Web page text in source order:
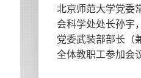
北京师范大学党委
会科学处处长孙宇
党委武装部部长（
全体教职工参加会